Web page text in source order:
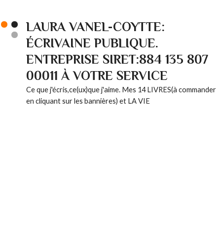
LAURA VANEL-COYTTE:
ÉCRIVAINE PUBLIQUE.
ENTREPRISE SIRET:884 135 807
00011 À VOTRE SERVICE
Ce que j'écris,ce(ux)que j'aime. Mes 14 LIVRES(à commander
en cliquant sur les bannières) et LA VIE